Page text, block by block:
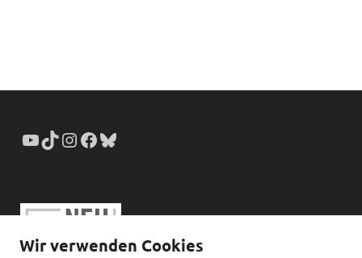
Wir verwenden Cookies